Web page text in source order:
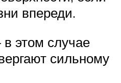
впереди.
этом случае
сильному